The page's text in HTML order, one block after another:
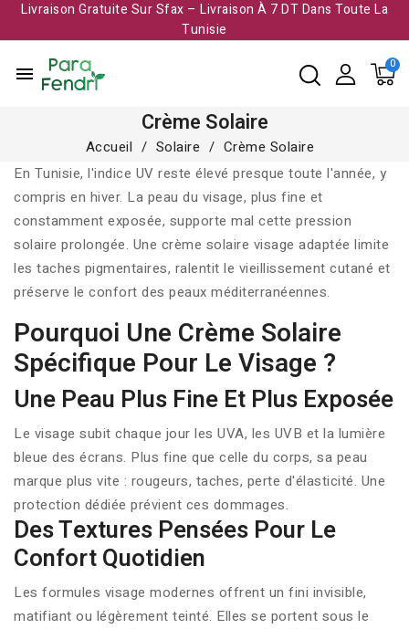
Livraison Gratuite Sur Sfax – Livraison À 7 DT Dans Toute La
Tunisie​
menu
Crème Solaire
Accueil Solaire
Crème Solaire
En Tunisie, l'indice UV reste élevé presque toute l'année, y
compris en hiver. La peau du visage, plus fine et
constamment exposée, supporte mal cette pression
solaire prolongée. Une crème solaire visage adaptée limite
les taches pigmentaires, ralentit le vieillissement cutané et
préserve le confort des peaux méditerranéennes.
Pourquoi Une Crème Solaire
Spécifique Pour Le Visage ?
Une Peau Plus Fine Et Plus Exposée
Le visage subit chaque jour les UVA, les UVB et la lumière
bleue des écrans. Plus fine que celle du corps, sa peau
marque plus vite : rougeurs, taches, perte d'élasticité. Une
protection dédiée prévient ces dommages.
Des Textures Pensées Pour Le
Confort Quotidien
Les formules visage modernes offrent un fini invisible,
matifiant ou légèrement teinté. Elles se portent sous le